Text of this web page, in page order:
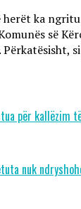
herët ka
së
Përkatësisht,
për
nuk